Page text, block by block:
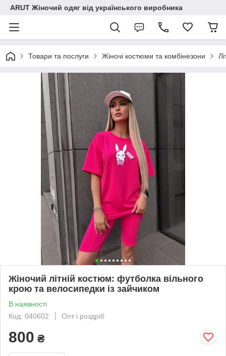
ARUT Жіночий одяг від українського виробника
Товари та послуги Жіночі костюми та комбінезони
Жіночий літній костюм: футболка вільного
крою та велосипедки із зайчиком
В наявності
Код: 040602
Опт і роздріб
800 ₴